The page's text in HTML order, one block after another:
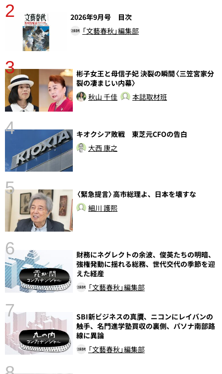
2
2026年9月号 目次
「文藝春秋」編集部
3
彬子女王と母信子妃 決裂の瞬間〈三笠宮家分
裂の凄まじい内幕〉
秋山 千佳
本誌取材班
4
キオクシア敗戦 東芝元CFOの告白
大西 康之
5
〈緊急提言〉高市総理よ、日本を壊すな
細川 護熙
6
財務にネグレクトの余波、俊英たちの明暗、
強権発動に揺れる総務、世代交代の季節を迎
えた経産
「文藝春秋」編集部
7
SBI新ビジネスの真贋、ニコンにレイバンの
触手、名門進学塾買収の裏側、パソナ南部路
線に異論
「文藝春秋」編集部